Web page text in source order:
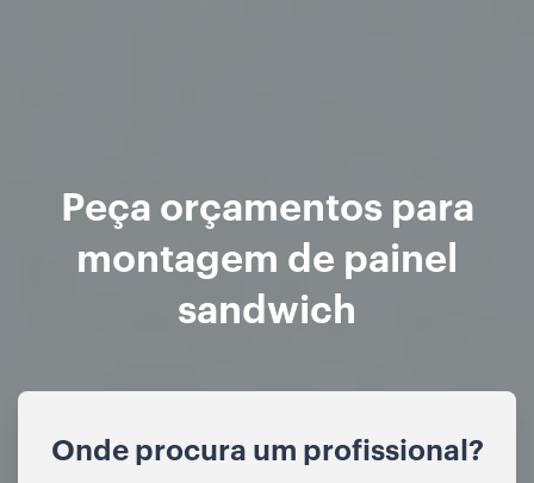
Peça orçamentos para
montagem de painel
sandwich
Onde procura um profissional?